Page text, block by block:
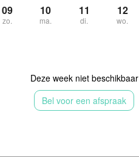
09
zo.
10
ma.
11
di.
12
wo.
Deze week niet beschikbaar
Bel voor een afspraak